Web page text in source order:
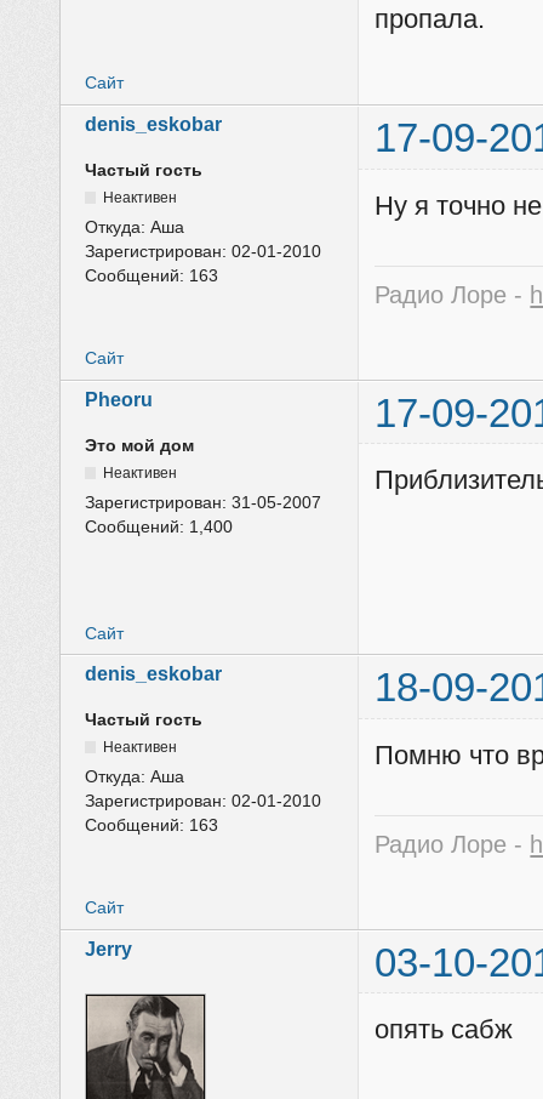
пропала.
Сайт
denis_eskobar 17-09-
Частый гость
Неактивен
Откуда:Аша
Зарегистрирован:02-01-2010
Сообщений: 163
Ну я точно
Радио Лоре -
Сайт
Pheoru 17-09-
Это мой дом
Неактивен
Зарегистрирован:31-05-2007
Сообщений: 1,400
Сайт
denis_eskobar 18-09-
Частый гость
Неактивен
Откуда:Аша
Зарегистрирован:02-01-2010
Сообщений: 163
Помню что
Радио Лоре -
Сайт
Jerry 03-10-
опять сабж